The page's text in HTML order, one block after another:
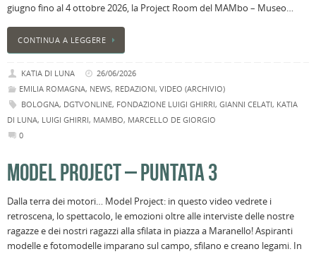
giugno fino al 4 ottobre 2026, la Project Room del MAMbo – Museo…
CONTINUA A LEGGERE
KATIA DI LUNA
26/06/2026
EMILIA ROMAGNA, NEWS, REDAZIONI, VIDEO (ARCHIVIO)
BOLOGNA, DGTVONLINE, FONDAZIONE LUIGI GHIRRI, GIANNI CELATI, KATIA
DI LUNA, LUIGI GHIRRI, MAMBO, MARCELLO DE GIORGIO
0
MODEL PROJECT – PUNTATA 3
Dalla terra dei motori… Model Project: in questo video vedrete i
retroscena, lo spettacolo, le emozioni oltre alle interviste delle nostre
ragazze e dei nostri ragazzi alla sfilata in piazza a Maranello! Aspiranti
modelle e fotomodelle imparano sul campo, sfilano e creano legami. In